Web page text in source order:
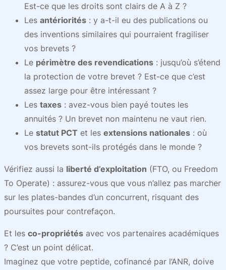
Est-ce que les droits sont clairs de A à Z ?
Les antériorités : y a-t-il eu des publications ou
des inventions similaires qui pourraient fragiliser
vos brevets ?
Le périmètre des revendications : jusqu’où s’étend
la protection de votre brevet ? Est-ce que c’est
assez large pour être intéressant ?
Les taxes : avez-vous bien payé toutes les
annuités ? Un brevet non maintenu ne vaut rien.
Le statut PCT et les extensions nationales : où
vos brevets sont-ils protégés dans le monde ?
Vérifiez aussi la liberté d’exploitation (FTO, ou Freedom
To Operate) : assurez-vous que vous n’allez pas marcher
sur les plates-bandes d’un concurrent, risquant des
poursuites pour contrefaçon.
Et les co-propriétés avec vos partenaires académiques
? C’est un point délicat.
Imaginez que votre peptide, cofinancé par l’ANR, doive